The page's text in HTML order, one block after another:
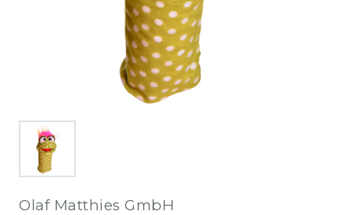
Olaf Matthies GmbH